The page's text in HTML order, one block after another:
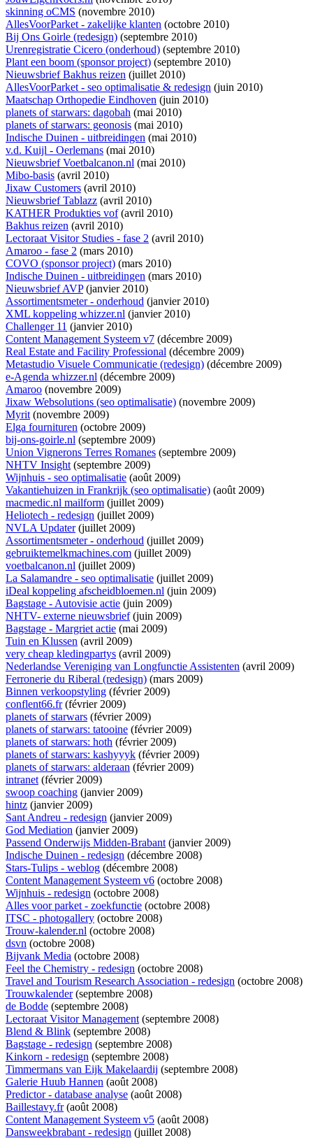
skinning oCMS (novembre 2010)
AllesVoorParket - zakelijke klanten (octobre 2010)
Bij Ons Goirle (redesign) (septembre 2010)
Urenregistratie Cicero (onderhoud) (septembre 2010)
Plant een boom (sponsor project) (septembre 2010)
Nieuwsbrief Bakhus reizen (juillet 2010)
AllesVoorParket - seo optimalisatie & redesign (juin 2010)
Maatschap Orthopedie Eindhoven (juin 2010)
planets of starwars: dagobah (mai 2010)
planets of starwars: geonosis (mai 2010)
Indische Duinen - uitbreidingen (mai 2010)
v.d. Kuijl - Oerlemans (mai 2010)
Nieuwsbrief Voetbalcanon.nl (mai 2010)
Mibo-basis (avril 2010)
Jixaw Customers (avril 2010)
Nieuwsbrief Tablazz (avril 2010)
KATHER Produkties vof(avril 2010)
Bakhus reizen (avril 2010)
Lectoraat Visitor Studies - fase 2 (avril 2010)
Amaroo - fase 2 (mars 2010)
COVO (sponsor project) (mars 2010)
Indische Duinen - uitbreidingen (mars 2010)
Nieuwsbrief AVP(janvier 2010)
Assortimentsmeter - onderhoud (janvier 2010)
XML koppeling whizzer.nl (janvier 2010)
Challenger 11 (janvier 2010)
Content Management Systeem v7 (décembre 2009)
Real Estate and Facility Professional (décembre 2009)
Metastudio Visuele Communicatie (redesign) (décembre 2009)
e-Agenda whizzer.nl (décembre 2009)
Amaroo (novembre 2009)
Jixaw Websolutions (seo optimalisatie) (novembre 2009)
Myrit(novembre 2009)
Elga fournituren (octobre 2009)
bij-ons-goirle.nl (septembre 2009)
Union Vignerons Terres Romanes (septembre 2009)
NHTV Insight(septembre 2009)
Wijnhuis - seo optimalisatie (août 2009)
Vakantiehuizen in Frankrijk (seo optimalisatie) (août 2009)
macmedic.nl mailform (juillet 2009)
Heliotech - redesign (juillet 2009)
NVLA Updater(juillet 2009)
Assortimentsmeter - onderhoud (juillet 2009)
gebruiktemelkmachines.com (juillet 2009)
voetbalcanon.nl (juillet 2009)
La Salamandre - seo optimalisatie (juillet 2009)
iDeal koppeling afscheidbloemen.nl (juin 2009)
Bagstage - Autovisie actie (juin 2009)
NHTV- externe nieuwsbrief(juin 2009)
Bagstage - Margriet actie (mai 2009)
Tuin en Klussen (avril 2009)
very cheap kledingpartys (avril 2009)
Nederlandse Vereniging van Longfunctie Assistenten (avril 2009)
Ferronerie du Riberal (redesign) (mars 2009)
Binnen verkoopstyling (février 2009)
conflent66.fr(février 2009)
planets of starwars (février 2009)
planets of starwars: tatooine (février 2009)
planets of starwars: hoth (février 2009)
planets of starwars: kashyyyk (février 2009)
planets of starwars: alderaan (février 2009)
intranet(février 2009)
swoop coaching (janvier 2009)
hintz (janvier 2009)
Sant Andreu - redesign (janvier 2009)
God Mediation (janvier 2009)
Passend Onderwijs Midden-Brabant(janvier 2009)
Indische Duinen - redesign (décembre 2008)
Stars-Tulips - weblog (décembre 2008)
Content Management Systeem v6 (octobre 2008)
Wijnhuis - redesign (octobre 2008)
Alles voor parket - zoekfunctie (octobre 2008)
ITSC - photogallery (octobre 2008)
Trouw-kalender.nl (octobre 2008)
dsvn (octobre 2008)
Bijvank Media (octobre 2008)
Feel the Chemistry - redesign (octobre 2008)
Travel and Tourism Research Association - redesign (octobre 2008)
Trouwkalender(septembre 2008)
de Bodde (septembre 2008)
Lectoraat Visitor Management(septembre 2008)
Blend & Blink (septembre 2008)
Bagstage - redesign (septembre 2008)
Kinkorn - redesign (septembre 2008)
Timmermans van Eijk Makelaardij (septembre 2008)
Galerie Huub Hannen (août 2008)
Predictor - database analyse (août 2008)
Baillestavy.fr(août 2008)
Content Management Systeem v5 (août 2008)
Dansweekbrabant - redesign (juillet 2008)